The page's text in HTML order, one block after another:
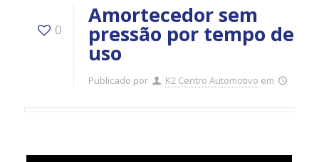
0
Amortecedor sem
pressão por tempo de
uso
Publicado por K2 Centro Automotivo em